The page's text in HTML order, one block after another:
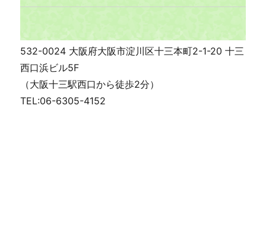
532-0024 大阪府大阪市淀川区十三本町2-1-20 十三
西口浜ビル5F
（大阪十三駅西口から徒歩2分）
TEL:06-6305-4152